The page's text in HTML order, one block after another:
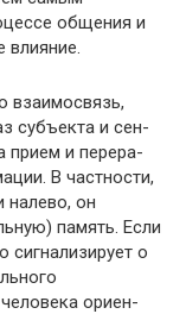
общения и
влияние.
взаимосвязь,
субъекта и сен­
прием и перера­
В частнос­ти,
налево, он
память. Если
сигнали­зирует о
человека ориен­